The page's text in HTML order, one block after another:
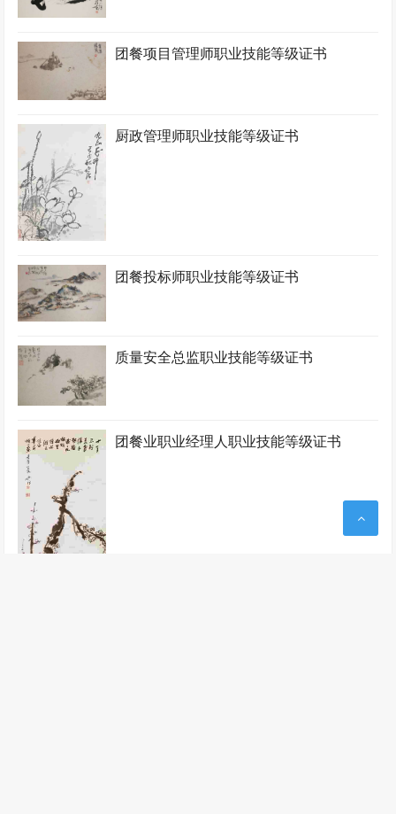
团餐项目管理师职业技能等级证书
厨政管理师职业技能等级证书
团餐投标师职业技能等级证书
质量安全总监职业技能等级证书
团餐业职业经理人职业技能等级证书